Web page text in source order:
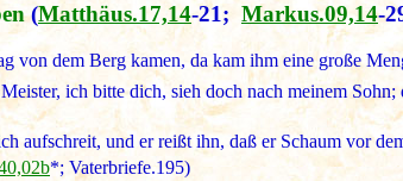
(Matthäus.17,14-21; Markus.09,14-
von dem Berg kamen, da kam ihm eine große
ich bitte dich, sieh doch nach meinem
aufschreit, und er reißt ihn, daß er Schaum vor
*; Vaterbriefe.195)